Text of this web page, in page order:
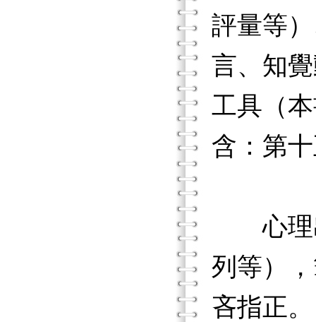
評量等
言、知
工具（
含：第
心理出
列等）
吝指正。